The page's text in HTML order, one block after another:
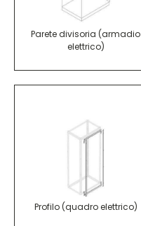
Parete divisoria (armadio
elettrico)
Profilo (quadro elettrico)